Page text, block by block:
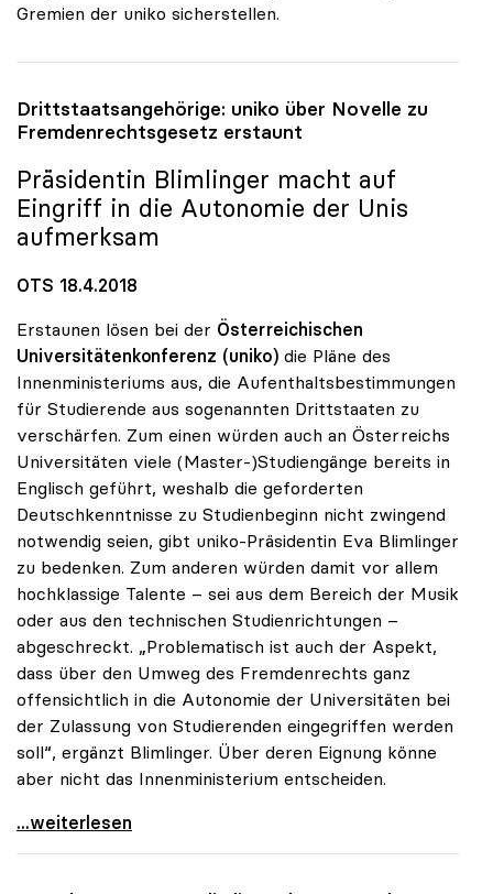
Gremien der uniko sicherstellen.
Drittstaatsangehörige: uniko über Novelle zu
Fremdenrechtsgesetz erstaunt
Präsidentin Blimlinger macht auf
Eingriff in die Autonomie der Unis
aufmerksam
OTS 18.4.2018
Erstaunen lösen bei der Österreichischen
Universitätenkonferenz (uniko) die Pläne des
Innenministeriums aus, die Aufenthaltsbestimmungen
für Studierende aus sogenannten Drittstaaten zu
verschärfen. Zum einen würden auch an Österreichs
Universitäten viele (Master-)Studiengänge bereits in
Englisch geführt, weshalb die geforderten
Deutschkenntnisse zu Studienbeginn nicht zwingend
notwendig seien, gibt uniko-Präsidentin Eva Blimlinger
zu bedenken. Zum anderen würden damit vor allem
hochklassige Talente – sei aus dem Bereich der Musik
oder aus den technischen Studienrichtungen –
abgeschreckt. „Problematisch ist auch der Aspekt,
dass über den Umweg des Fremdenrechts ganz
offensichtlich in die Autonomie der Universitäten bei
der Zulassung von Studierenden eingegriffen werden
soll“, ergänzt Blimlinger. Über deren Eignung könne
aber nicht das Innenministerium entscheiden.
Drittstaatsangehörige: uniko über Novelle zu
...weiterlesen